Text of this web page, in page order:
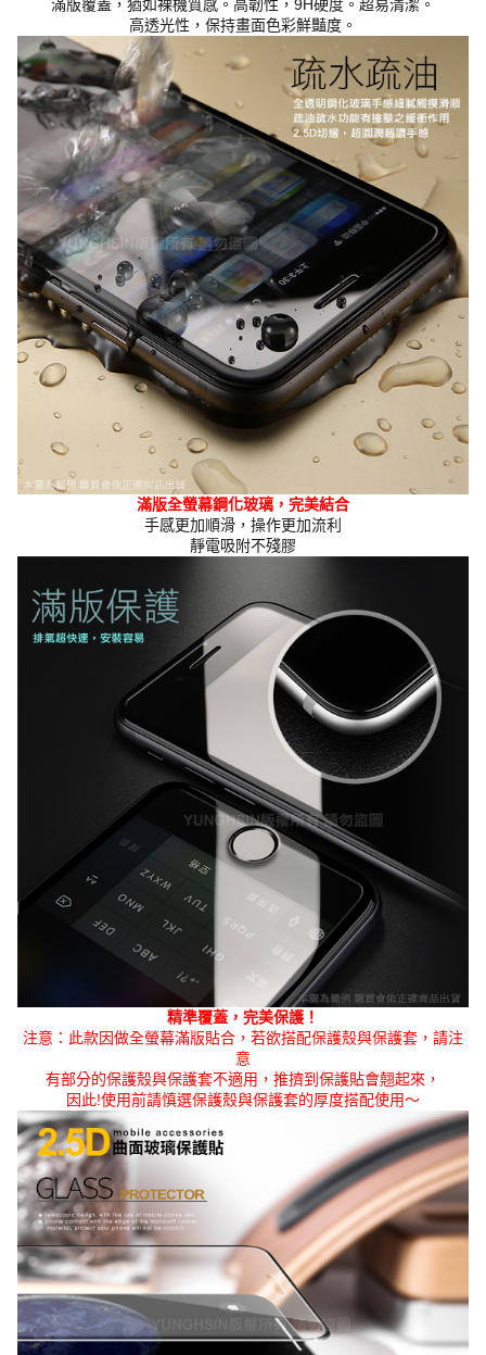
滿版覆蓋，猶如裸機質感。高韌性，9H硬度。超易清潔。
高透光性，保持畫面色彩鮮豔度。
滿版全螢幕鋼化玻璃，完美結合
手感更加順滑，操作更加流利
靜電吸附不殘膠
精準覆蓋，完美保護！
注意：此款因做全螢幕滿版貼合，若欲搭配保護殼與保護套，請注
意
有部分的保護殼與保護套不適用，推擠到保護貼會翹起來，
因此!使用前請慎選保護殼與保護套的厚度搭配使用～